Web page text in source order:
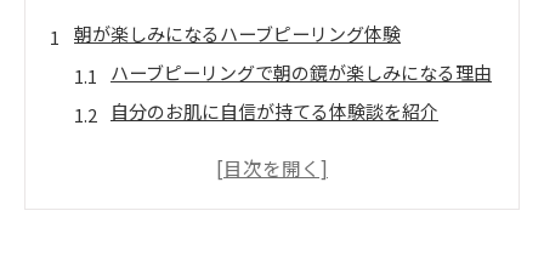
朝が楽しみになるハーブピーリング体験
ハーブピーリングで朝の鏡が楽しみになる理由
自分のお肌に自信が持てる体験談を紹介
ハーブピーリングの効果を感じる瞬間とは